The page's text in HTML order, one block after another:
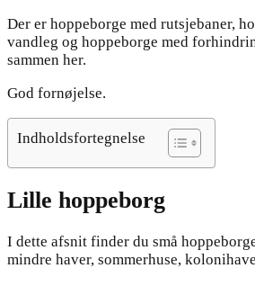
Der er hoppeborge med rutsjebaner,
vandleg og hoppeborge med
sammen her.
God fornøjelse.
Indholdsfortegnelse
Lille hoppeborg
I dette afsnit finder du små
mindre haver, sommerhuse,